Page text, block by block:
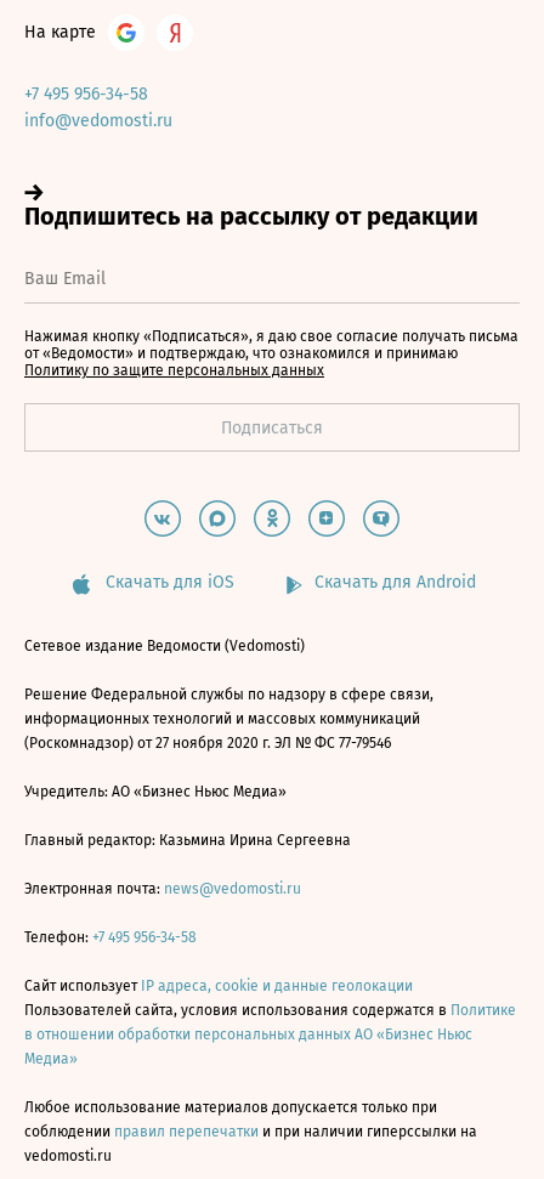
На карте
+7 495 956-34-58
info@vedomosti.ru
Нажимая кнопку «Подписаться», я даю свое согласие получать письма
от «Ведомости» и подтверждаю, что ознакомился и принимаю
Политику по защите персональных данных
Скачать для iOS Скачать для Android
Сетевое издание Ведомости (Vedomosti)
Решение Федеральной службы по надзору в сфере связи,
информационных технологий и массовых коммуникаций
(Роскомнадзор) от 27 ноября 2020 г. ЭЛ № ФС 77-79546
Учредитель: АО «Бизнес Ньюс Медиа»
Главный редактор: Казьмина Ирина Сергеевна
Электронная почта: news@vedomosti.ru
Телефон: +7 495 956-34-58
Сайт использует IP адреса, cookie и данные геолокации
Пользователей сайта, условия использования содержатся в Политике
в отношении обработки персональных данных АО «Бизнес Ньюс
Медиа»
Любое использование материалов допускается только при
соблюдении правил перепечатки и при наличии гиперссылки на
vedomosti.ru